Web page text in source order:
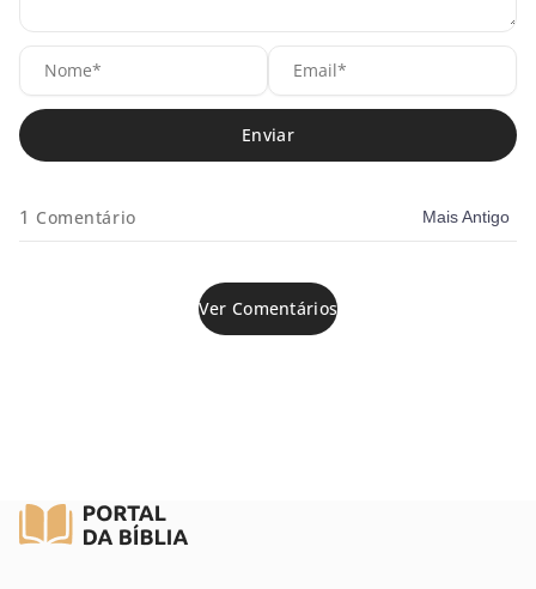
Nome*
1 Comentário Mais Antigo
Ver Comentários